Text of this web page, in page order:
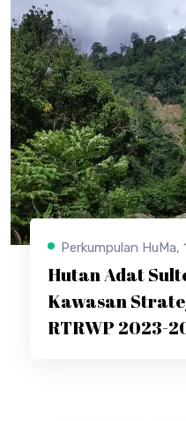
Perkumpulan
Hutan Adat
Kawasan
RTRWP 2023-